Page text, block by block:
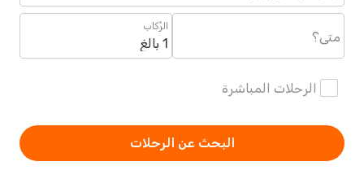
متى؟
الرُكاب
1 بالغ
الرحلات المباشرة
البحث عن الرحلات